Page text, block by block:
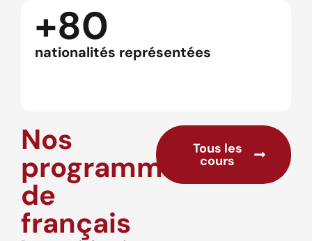
+80
nationalités représentées
Nos
programmes
de
français
Tous les
cours